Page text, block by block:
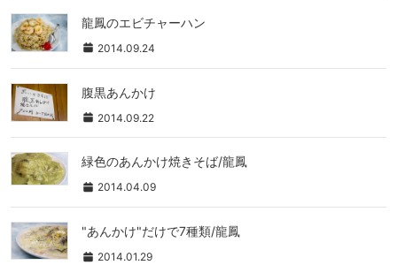
龍鳳のエビチャーハン
2014.09.24
腹黒あんかけ
2014.09.22
緑色のあんかけ焼きそば/龍鳳
2014.04.09
"あんかけ"だけで7種類/龍鳳
2014.01.29